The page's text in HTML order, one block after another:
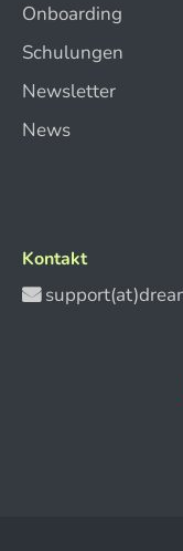
Onboarding
Schulungen
Newsletter
News
Kontakt